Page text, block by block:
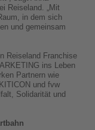
Reiseland. „Mit
in dem sich
und gemeinsam
Reiseland Franchise
ins Leben
Partnern wie
und fvw
Solidarität und